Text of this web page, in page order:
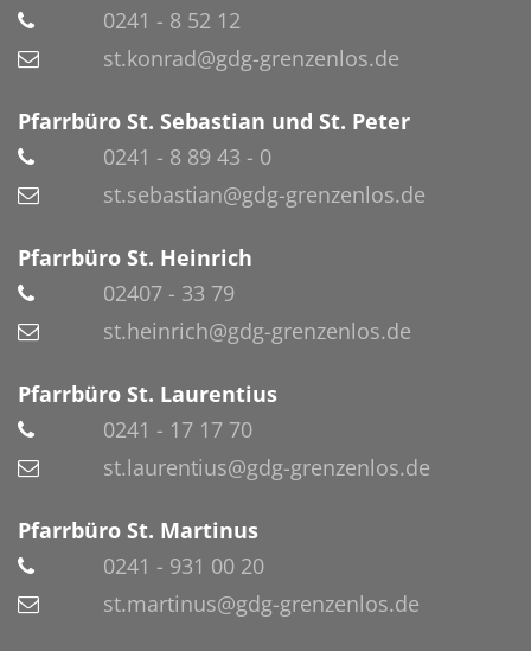
0241 - 8 52 12
st.konrad@gdg-grenzenlos.de
Pfarrbüro St. Sebastian und St. Peter
0241 - 8 89 43 - 0
st.sebastian@gdg-grenzenlos.de
Pfarrbüro St. Heinrich
02407 - 33 79
st.heinrich@gdg-grenzenlos.de
Pfarrbüro St. Laurentius
0241 - 17 17 70
st.laurentius@gdg-grenzenlos.de
Pfarrbüro St. Martinus
0241 - 931 00 20
st.martinus@gdg-grenzenlos.de